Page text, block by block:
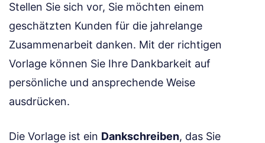
Stellen Sie sich vor, Sie möchten einem
geschätzten Kunden für die jahrelange
Zusammenarbeit danken. Mit der richtigen
Vorlage können Sie Ihre Dankbarkeit auf
persönliche und ansprechende Weise
ausdrücken.
Die Vorlage ist ein Dankschreiben, das Sie